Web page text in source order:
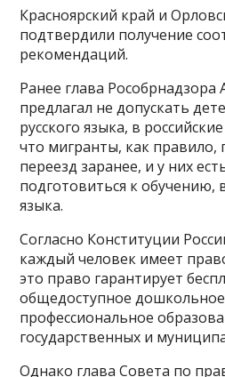
Красноярский край и
подтвердили получение
рекомендаций.
Ранее глава Рособрнадзора
предлагал не допускать
русского языка, в
что мигранты, как правило,
переезд заранее, и у них
подготовиться к обучению,
языка.
Согласно Конституции
каждый человек имеет
это право гарантирует
общедоступное
профессиональное
государственных и
Однако глава Совета по